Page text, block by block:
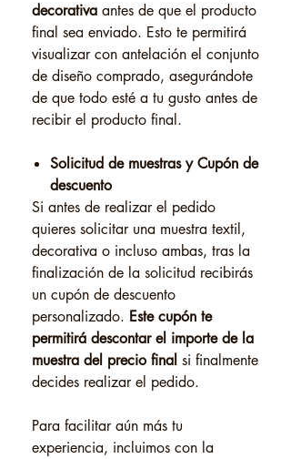
decorativa antes de que el producto
final sea enviado. Esto te permitirá
visualizar con antelación el conjunto
de diseño comprado, asegurándote
de que todo esté a tu gusto antes de
recibir el producto final.
Solicitud de muestras y Cupón de
descuento
Si antes de realizar el pedido
quieres solicitar una muestra textil,
decorativa o incluso ambas, tras la
finalización de la solicitud recibirás
un cupón de descuento
personalizado. Este cupón te
permitirá descontar el importe de la
muestra del precio final si finalmente
decides realizar el pedido.
Para facilitar aún más tu
experiencia, incluimos con la